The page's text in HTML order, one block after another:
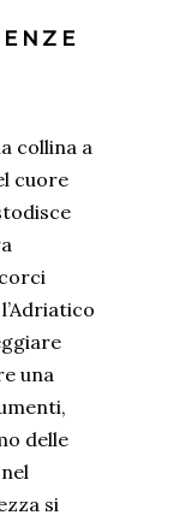
collina a
cuore
una
delle
si